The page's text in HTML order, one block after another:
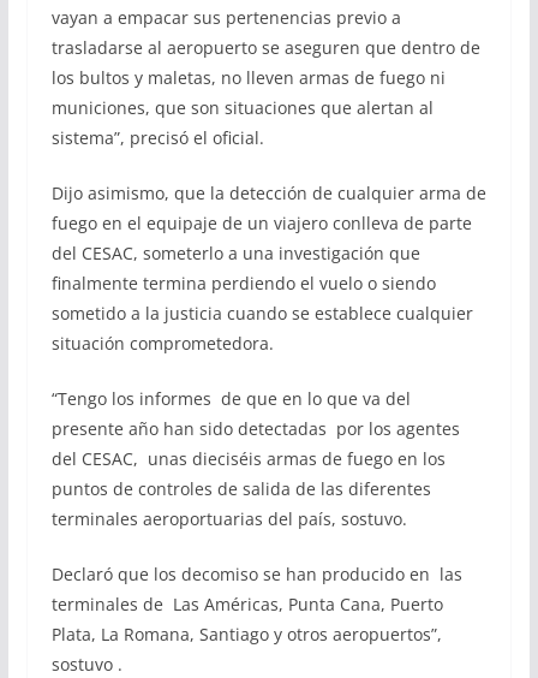
vayan a empacar sus pertenencias previo a
trasladarse al aeropuerto se aseguren que dentro de
los bultos y maletas, no lleven armas de fuego ni
municiones, que son situaciones que alertan al
sistema”, precisó el oficial.
Dijo asimismo, que la detección de cualquier arma de
fuego en el equipaje de un viajero conlleva de parte
del CESAC, someterlo a una investigación que
finalmente termina perdiendo el vuelo o siendo
sometido a la justicia cuando se establece cualquier
situación comprometedora.
“Tengo los informes de que en lo que va del
presente año han sido detectadas por los agentes
del CESAC, unas dieciséis armas de fuego en los
puntos de controles de salida de las diferentes
terminales aeroportuarias del país, sostuvo.
Declaró que los decomiso se han producido en las
terminales de Las Américas, Punta Cana, Puerto
Plata, La Romana, Santiago y otros aeropuertos”,
sostuvo .